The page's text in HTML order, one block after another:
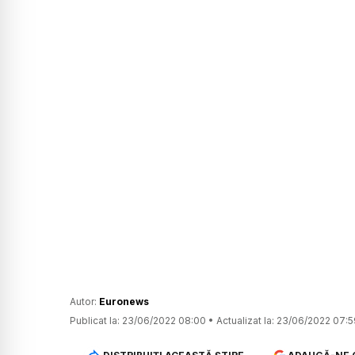
Autor: Euronews
Publicat la: 23/06/2022 08:00 • Actualizat la: 23/06/2022